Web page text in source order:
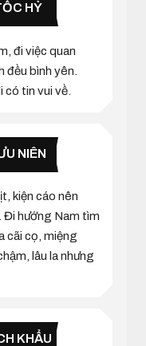
HỶ
đi việc quan
đều bình yên.
có tin vui về.
NIÊN
kiện cáo nên
Đi hướng Nam tìm
cãi cọ, miệng
lâu la nhưng
KHẨU